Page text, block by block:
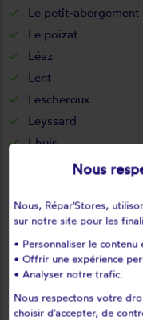
Le petit-abergement
Le poizat
Léaz
Lent
Lescheroux
Leyssard
Lhuis
Lompnas
L'abergement-
Magnieu
Malafretaz
Manziat
Marchamp
Marlieux
Nous
Nous, Répar'Stores,
sur notre site pour les
• Personnaliser le contenu
• Offrir une expérience
• Analyser notre trafic.
Nous respectons votre
choisir d'accepter, de